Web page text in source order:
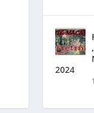
2024